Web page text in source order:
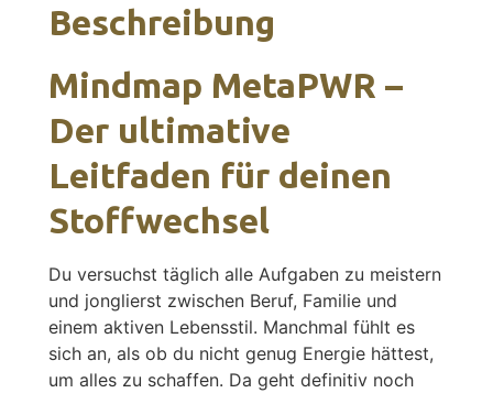
Beschreibung
Mindmap MetaPWR –
Der ultimative
Leitfaden für deinen
Stoffwechsel
Du versuchst täglich alle Aufgaben zu meistern
und jonglierst zwischen Beruf, Familie und
einem aktiven Lebensstil. Manchmal fühlt es
sich an, als ob du nicht genug Energie hättest,
um alles zu schaffen. Da geht definitiv noch